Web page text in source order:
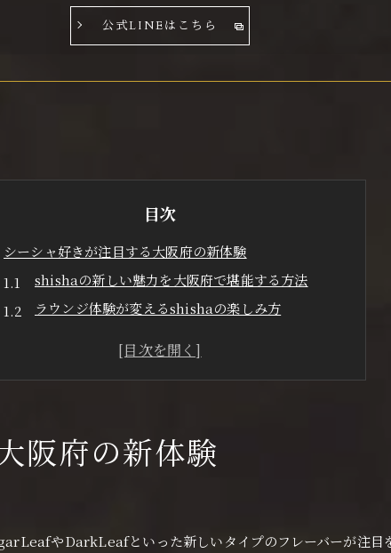
公式LINEはこちら
目次
シーシャ好きが注目する大阪府の新体験
shishaの新しい魅力を大阪府で堪能する方法
ラウンジ体験が変えるshishaの楽しみ方
shishaにCigarLeafを選ぶ醍醐味とは
CigarLeafとDarkLeafの風味の違いを比較
阪府の新体験
やDarkLeafといった新しいタイプのフレーバーが注目